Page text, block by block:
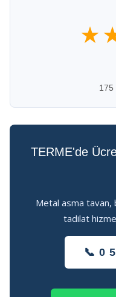
175
TERME'de
Metal asma tavan,
tadilat
📞 0